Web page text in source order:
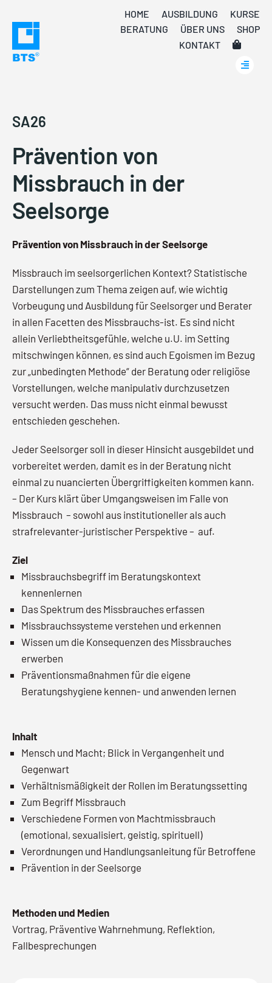
content
HOME AUSBILDUNG
KURSE
BERATUNG
ÜBER UNS
SHOP
KONTAKT
SA26
Prävention von
Missbrauch in der
Seelsorge
Prävention von Missbrauch in der Seelsorge
Missbrauch im seelsorgerlichen Kontext? Statistische
Darstellungen zum Thema zeigen auf, wie wichtig
Vorbeugung und Ausbildung für Seelsorger und Berater
in allen Facetten des Missbrauchs-ist. Es sind nicht
allein Verliebtheitsgefühle, welche u.U. im Setting
mitschwingen können, es sind auch Egoismen im Bezug
zur „unbedingten Methode“ der Beratung oder religiöse
Vorstellungen, welche manipulativ durchzusetzen
versucht werden. Das muss nicht einmal bewusst
entschieden geschehen.
Jeder Seelsorger soll in dieser Hinsicht ausgebildet und
vorbereitet werden, damit es in der Beratung nicht
einmal zu nuancierten Übergriffigkeiten kommen kann.
– Der Kurs klärt über Umgangsweisen im Falle von
Missbrauch – sowohl aus institutioneller als auch
strafrelevanter-juristischer Perspektive – auf.
Ziel
Missbrauchsbegriff im Beratungskontext
kennenlernen
Das Spektrum des Missbrauches erfassen
Missbrauchssysteme verstehen und erkennen
Wissen um die Konsequenzen des Missbrauches
erwerben
Präventionsmaßnahmen für die eigene
Beratungshygiene kennen- und anwenden lernen
Inhalt
Mensch und Macht; Blick in Vergangenheit und
Gegenwart
Verhältnismäßigkeit der Rollen im Beratungssetting
Zum Begriff Missbrauch
Verschiedene Formen von Machtmissbrauch
(emotional, sexualisiert, geistig, spirituell)
Verordnungen und Handlungsanleitung für Betroffene
Prävention in der Seelsorge
Methoden und Medien
Vortrag, Präventive Wahrnehmung, Reflektion,
Fallbesprechungen